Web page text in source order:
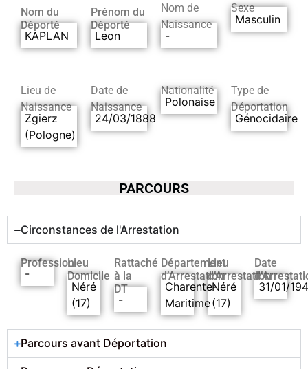
Nom du
Déporté
KAPLAN
Prénom du
Déporté
Leon
Nom de
Naissance
-
Sexe
Masculin
Lieu de
Naissance
Zgierz
(Pologne)
Date de
Naissance
24/03/1888
Nationalité
Polonaise
Type de
Déportation
Génocidaire
PARCOURS
Circonstances de l'Arrestation
Profession
-
Lieu
Domicile
Néré
(17)
Rattaché
à la
DT
-
Département
d’Arrestation
Charente-
Maritime
Lieu
d’Arrestation
Néré
(17)
Date
31/01/
Parcours avant Déportation